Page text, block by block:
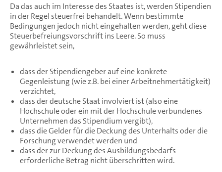
Da das auch im Interesse des Staates ist, werden Stipendien
in der Regel steuerfrei behandelt. Wenn bestimmte
Bedingungen jedoch nicht eingehalten werden, geht diese
Steuerbefreiungsvorschrift ins Leere. So muss
gewährleistet sein,
dass der Stipendiengeber auf eine konkrete
Gegenleistung (wie z.B. bei einer Arbeitnehmertätigkeit)
verzichtet,
dass der deutsche Staat involviert ist (also eine
Hochschule oder ein mit der Hochschule verbundenes
Unternehmen das Stipendium vergibt),
dass die Gelder für die Deckung des Unterhalts oder die
Forschung verwendet werden und
dass der zur Deckung des Ausbildungsbedarfs
erforderliche Betrag nicht überschritten wird.